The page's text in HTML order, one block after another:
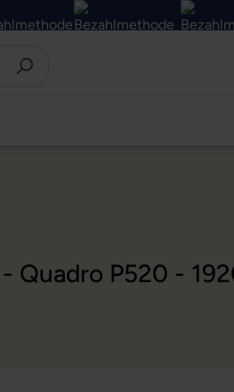
Quadro P520 -